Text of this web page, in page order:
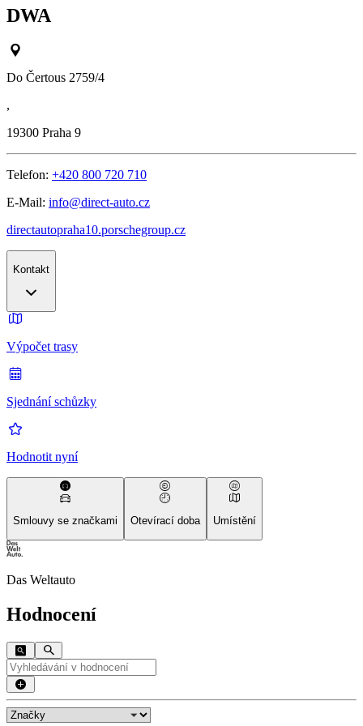
DWA
Do Čertous 2759/4
,
19300 Praha 9
Telefon: +420 800 720 710
E-Mail: info@direct-auto.cz
directautopraha10.porschegroup.cz
Kontakt
Výpočet trasy
Sjednání schůzky
Hodnotit nyní
Smlouvy se značkami Otevírací doba Umístění
Das Weltauto
Hodnocení